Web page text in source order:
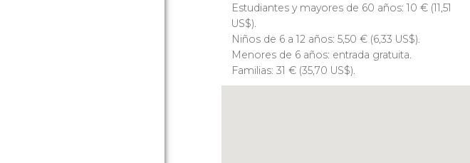
Estudiantes y mayores de 60 años: 10 € (11,51
US$).
Niños de 6 a 12 años: 5,50 € (6,33 US$).
Menores de 6 años: entrada gratuita.
Familias: 31 € (35,70 US$).